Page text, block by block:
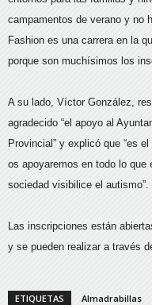
campamentos de verano y no
Fashion es una carrera en la
porque son muchísimos los
A su lado, Víctor González,
agradecido “el apoyo al
Provincial” y explicó que “es
os apoyaremos en todo lo que
sociedad visibilice el autismo”.
Las inscripciones están
y se pueden realizar a través
ETIQUETAS Almadrabillas